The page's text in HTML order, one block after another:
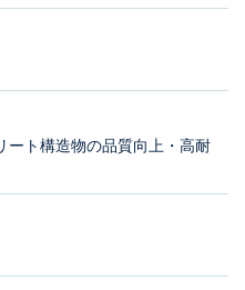
ート構造物の品質向上・高耐